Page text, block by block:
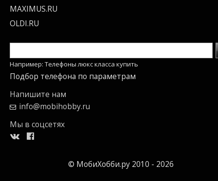
MAXIMUS.RU
OLDI.RU
Например: Телефоны люкс класса купить
Подбор телефона по параметрам
Напишите нам
info@mobihobby.ru
Мы в соцсетях
© МобиХобби.ру 2010 - 2026